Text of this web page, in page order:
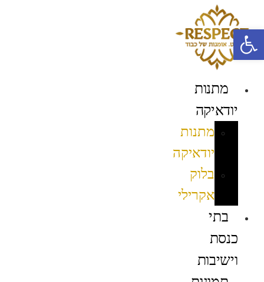
מתנות
יודאיקה
מתנות
יודאיקה
בלוק
אקרילי
בתי
כנסת
וישיבות
פתח סרגל נגישות